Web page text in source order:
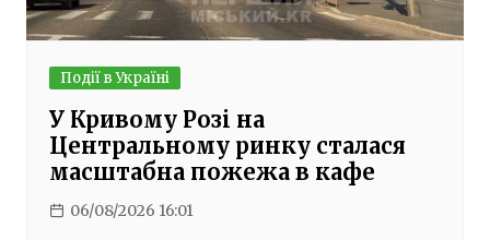
Події в Україні
У Кривому Розі на
Центральному ринку сталася
масштабна пожежа в кафе
06/08/2026 16:01